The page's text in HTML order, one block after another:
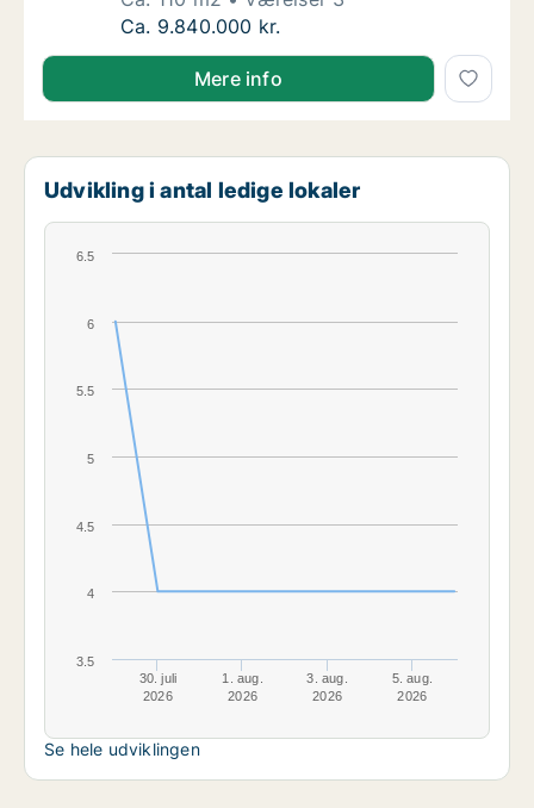
Ca. 110 m2 andelsbolig til salg på 1900
Ca. 9.840.000 kr.
Mere info
Udvikling i antal ledige lokaler
30. juli
2026
1. aug.
2026
3. aug.
2026
5. aug.
2026
3.5
4
4.5
5
5.5
6
6.5
Se hele udviklingen